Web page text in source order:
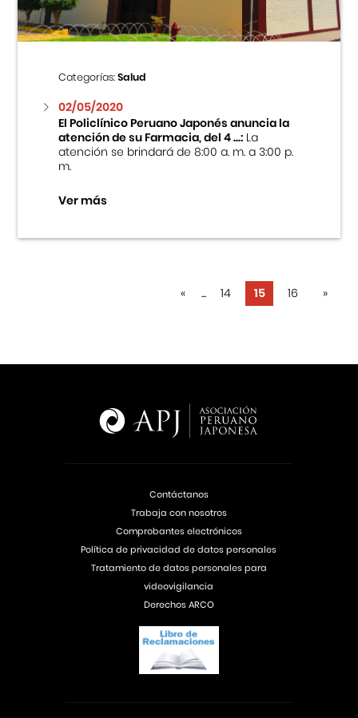
Categorías:Salud
02/05/2020
El Policlínico Peruano Japonés anuncia la
atención de su Farmacia, del 4 ...:La
atención se brindará de 8:00 a. m. a 3:00 p.
m.
Ver más
« ... 14 15 16 »
Contáctanos
Trabaja con nosotros
Comprobantes electrónicos
Política de privacidad de datos personales
Tratamiento de datos personales para
videovigilancia
Derechos ARCO